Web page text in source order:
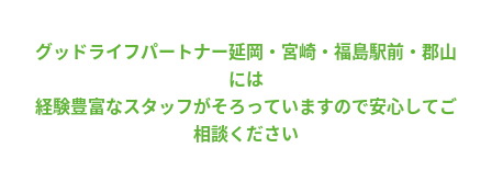
グッドライフパートナー延岡・宮崎・福島駅前・郡山
には
経験豊富なスタッフがそろっていますので安心してご
相談ください